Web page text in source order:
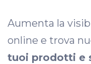
Aumenta la
online e trova
tuoi prodotti e